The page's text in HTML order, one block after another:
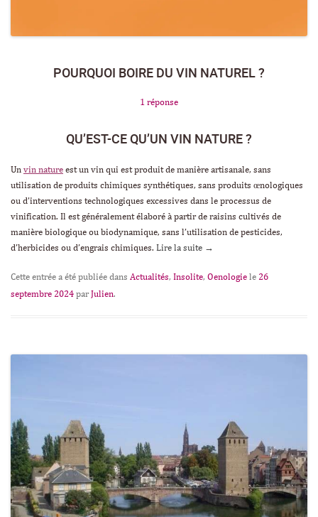
POURQUOI BOIRE DU VIN NATUREL ?
1 réponse
QU’EST-CE QU’UN VIN NATURE ?
Un vin nature est un vin qui est produit de manière artisanale, sans
utilisation de produits chimiques synthétiques, sans produits œnologiques
ou d’interventions technologiques excessives dans le processus de
vinification. Il est généralement élaboré à partir de raisins cultivés de
manière biologique ou biodynamique, sans l’utilisation de pesticides,
d’herbicides ou d’engrais chimiques. Lire la suite →
Cette entrée a été publiée dans Actualités, Insolite, Oenologie le 26
septembre 2024 par Julien.